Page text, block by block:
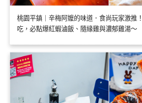
桃園平鎮｜辛梅阿嬤的味道．食尚玩家激推
吃，必點爆紅蝦滷飯、隨緣雞與濃郁雞湯～